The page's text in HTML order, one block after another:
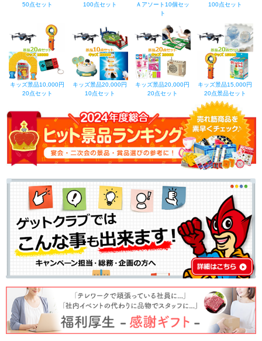
50点セット
100点セット
Ａアソート10個セッ
ト
100点セット
キッズ景品10,000円
20点セット
キッズ景品20,000円
10点セット
キッズ景品20,000円
20点セット
キッズ景品15,000円
20点景品セット